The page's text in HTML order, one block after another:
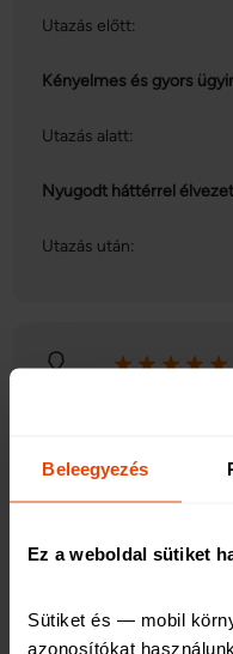
Beleegyezés
Ez a weboldal sütiket
Sütiket és — mobil
azonosítókat
Utazás előtt:
Kényelmes és gyors
Utazás alatt:
Nyugodt háttérrel
Utazás után:
jó volt a javaslar
Utazás alatt: